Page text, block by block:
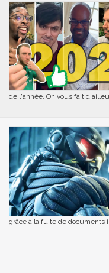
de l'année. On vous fait
grâce à la fuite de documents